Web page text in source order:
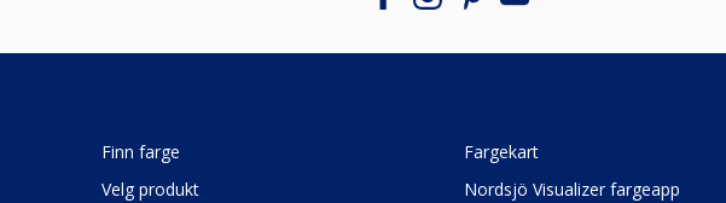
Finn farge
Velg produkt
Fargekart
Nordsjö Visualizer fargeapp